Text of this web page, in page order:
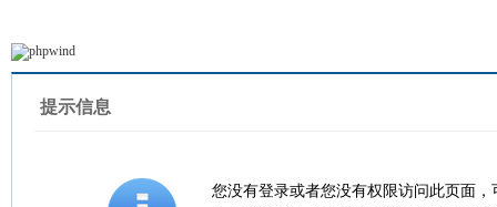
提示信息
您没有登录或者您没有权限访问此页面